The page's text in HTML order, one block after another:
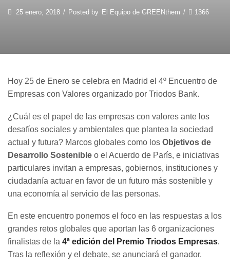
25 enero, 2018 / Posted by El Equipo de GREENthem / 1366
Hoy 25 de Enero se celebra en Madrid el 4º Encuentro de
Empresas con Valores organizado por Triodos Bank.
¿Cuál es el papel de las empresas con valores ante los
desafíos sociales y ambientales que plantea la sociedad
actual y futura? Marcos globales como los Objetivos de
Desarrollo Sostenible o el Acuerdo de París, e iniciativas
particulares invitan a empresas, gobiernos, instituciones y
ciudadanía actuar en favor de un futuro más sostenible y
una economía al servicio de las personas.
En este encuentro ponemos el foco en las respuestas a los
grandes retos globales que aportan las 6 organizaciones
finalistas de la 4ª edición del Premio Triodos Empresas.
Tras la reflexión y el debate, se anunciará el ganador.